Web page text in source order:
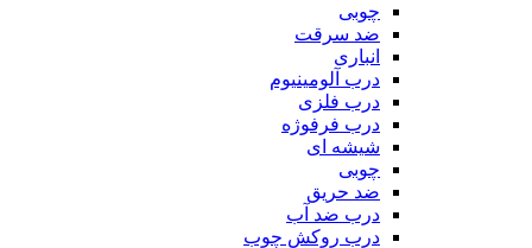
چوبی
ضد سرقت
انباری
درب آلومینیوم
درب فلزی
درب فرفوژه
شیشه ای
چوبی
ضد حریق
درب ضد آب
درب روکش چوب